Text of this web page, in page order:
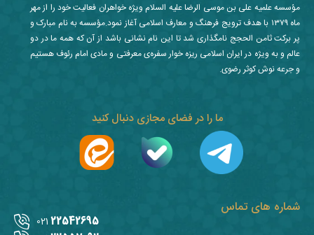
شماره های تماس
22542695
021
ما را در فضای مجازی دنبال کنید
مؤسسه علمیه علی بن موسی الرضا علیه السلام ویژه خواهران فعالیت خود را از مهر
ماه ۱۳۷۹ با هدف ترویج فرهنگ و معارف اسلامی آغاز نمود.مؤسسه به نام مبارک و
پر برکت ثامن الحجج نامگذاری شد تا این نام نشانی باشد از آن که همه ما در دو
عالم و به ویژه در ایران اسلامی ریزه خوار سفره‌ی معرفتی و مادی امام رئوف هستیم
و جرعه نوش کوثر رضوی.